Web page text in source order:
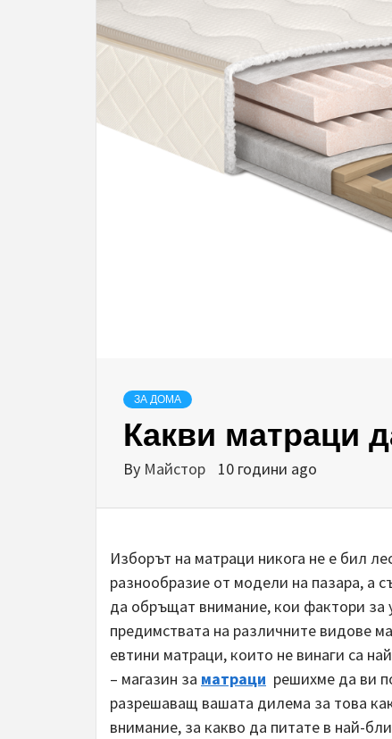
ЗА ДОМА
Какви матраци
By Майстор 10 години ago
Изборът на матраци никога не е бил
разнообразие от модели на пазара, а
да обръщат внимание, кои фактори за
предимствата на различните видове
евтини матраци, които не винаги са
– магазин за матраци решихме да ви
разрешаващ вашата дилема за това
внимание, за какво да питате в най-